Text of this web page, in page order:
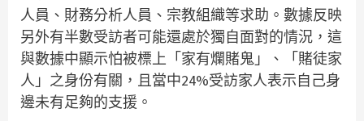
人員、財務分析人員、宗教組織等求助。數據反映
另外有半數受訪者可能還處於獨自面對的情況，這
與數據中顯示怕被標上「家有爛賭鬼」、「賭徒家
人」之身份有關，且當中24%受訪家人表示自己身
邊未有足夠的支援。